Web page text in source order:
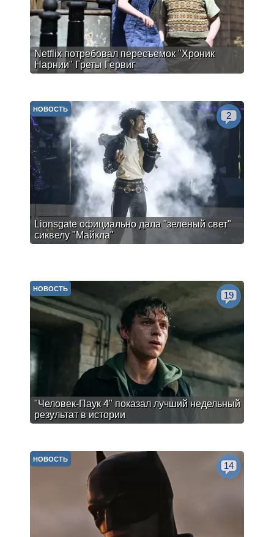
Netflix потребовал пересъемок "Хроник
Нарнии" Греты Гервиг
Lionsgate официально дала "зеленый свет"
сиквелу "Майкла"
НОВОСТЬ
2
"Человек-Паук 4" показал лучший недельный
результат в истории
НОВОСТЬ
19
НОВОСТЬ
14